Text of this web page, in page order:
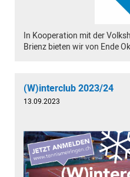
In Kooperation mit der
Brienz bieten wir von Ende
(W)interclub 2023/24
13.09.2023